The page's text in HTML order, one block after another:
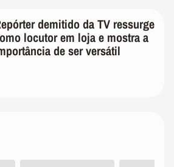
demitido da TV ressurge
locutor em loja e mostra a
de ser versátil